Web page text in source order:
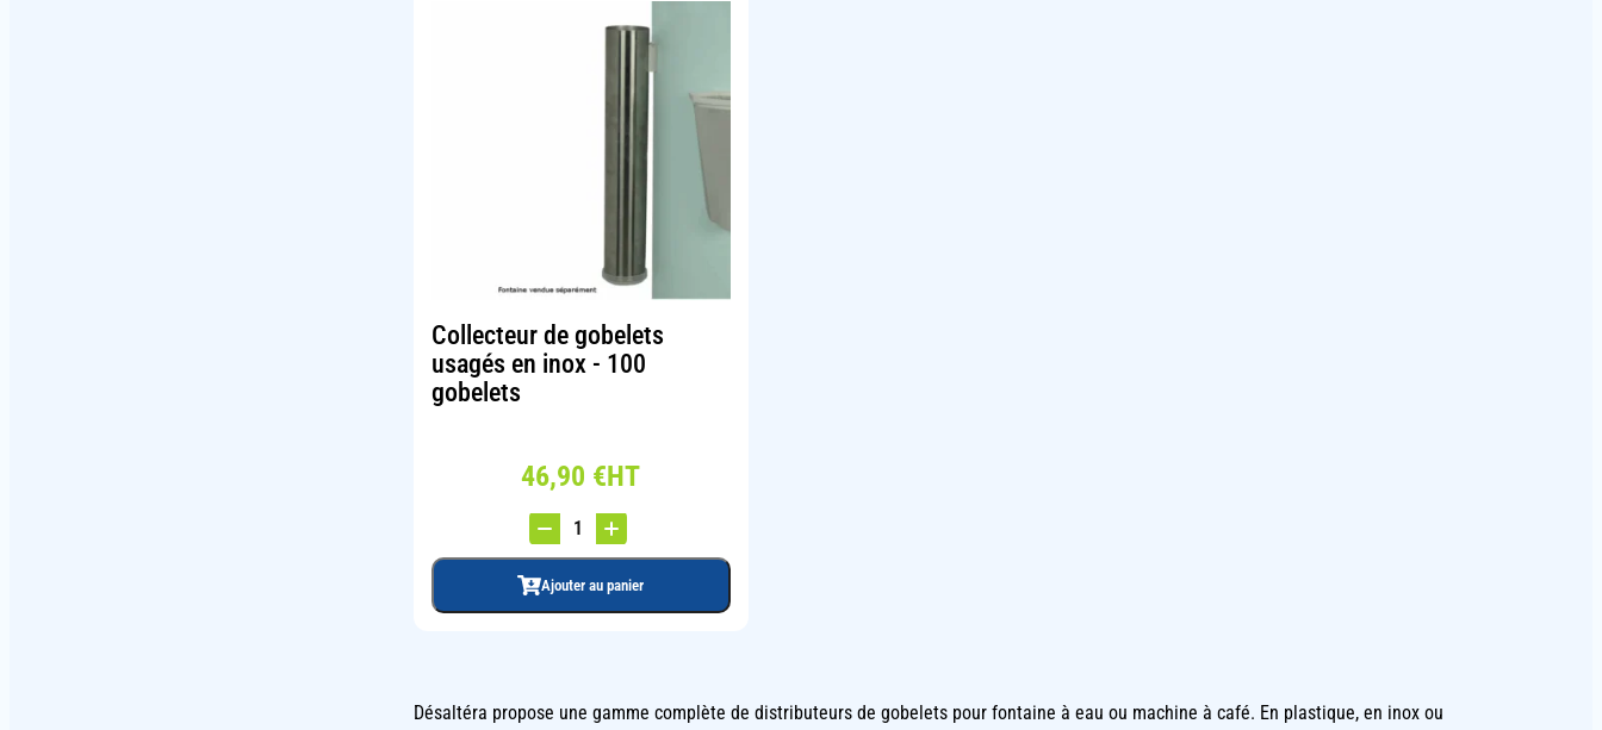
Collecteur de gobelets
usagés en inox - 100
gobelets
46,90 €HT
Ajouter au panier
Désaltéra propose une gamme complète de distributeurs de gobelets pour fontaine à eau ou machine à café. En plastique, en inox ou